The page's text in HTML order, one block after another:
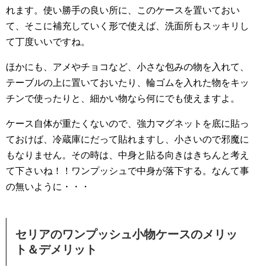
れます。使い勝手の良い所に、このケースを置いておい
て、そこに補充していく形で使えば、洗面所もスッキリし
て丁度いいですね。
ほかにも、アメやチョコなど、小さな包みの物を入れて、
テーブルの上に置いておいたり、輪ゴムを入れた物をキッ
チンで使ったりと、細かい物なら何にでも使えますよ。
ケース自体が重たくないので、強力マグネットを底に貼っ
ておけば、冷蔵庫にだって貼れますし、小さいので邪魔に
もなりません。その時は、中身と貼る向きはきちんと考え
て下さいね！！ワンプッシュで中身が落下する。なんて事
の無いように・・・
セリアのワンプッシュ小物ケースのメリッ
ト＆デメリット